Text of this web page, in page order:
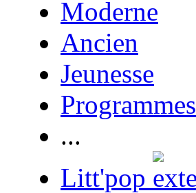
Moderne
Ancien
Jeunesse
Programmes
...
Litt'pop